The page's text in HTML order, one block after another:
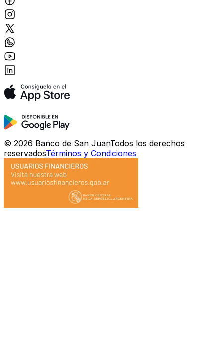
© 2026 Banco de San JuanTodos los derechos
reservadosTérminos y Condiciones